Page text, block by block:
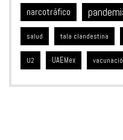
narcotráfico
salud tala clandestina
U2 UAEMex